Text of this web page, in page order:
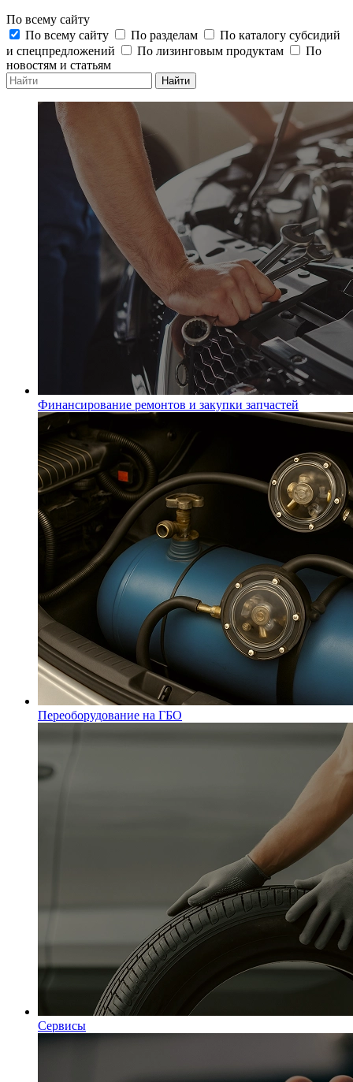
По всему сайту
По всему сайту
По разделам
По каталогу субсидий
и спецпредложений
По лизинговым продуктам
По
новостям и статьям
Найти
Финансирование ремонтов и закупки запчастей
Переоборудование на ГБО
Сервисы